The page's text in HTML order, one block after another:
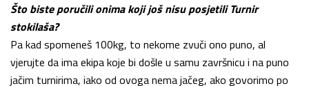
Što biste poručili onima koji još nisu posjetili Turnir
stokilaša?
Pa kad spomeneš 100kg, to nekome zvuči ono puno, al
vjerujte da ima ekipa koje bi došle u samu završnicu i na puno
jačim turnirima, iako od ovoga nema jačeg, ako govorimo po